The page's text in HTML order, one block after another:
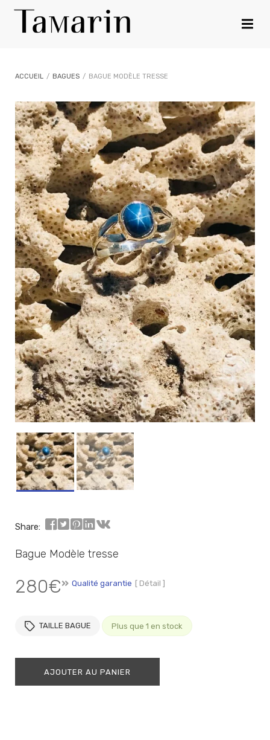
ACCUEIL / BAGUES / BAGUE MODÈLE TRESSE
Share:
Bague Modèle tresse
280€ Qualité garantie [ Détail ]
TAILLE BAGUE Plus que 1 en stock
AJOUTER AU PANIER